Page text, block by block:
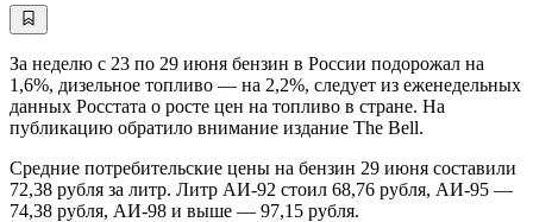
За неделю с 23 по 29 июня бензин в России подорожал на
1,6%, дизельное топливо — на 2,2%, следует из еженедельных
данных Росстата о росте цен на топливо в стране. На
публикацию обратило внимание издание The Bell.
Средние потребительские цены на бензин 29 июня составили
72,38 рубля за литр. Литр АИ-92 стоил 68,76 рубля, АИ-95 —
74,38 рубля, АИ-98 и выше — 97,15 рубля.